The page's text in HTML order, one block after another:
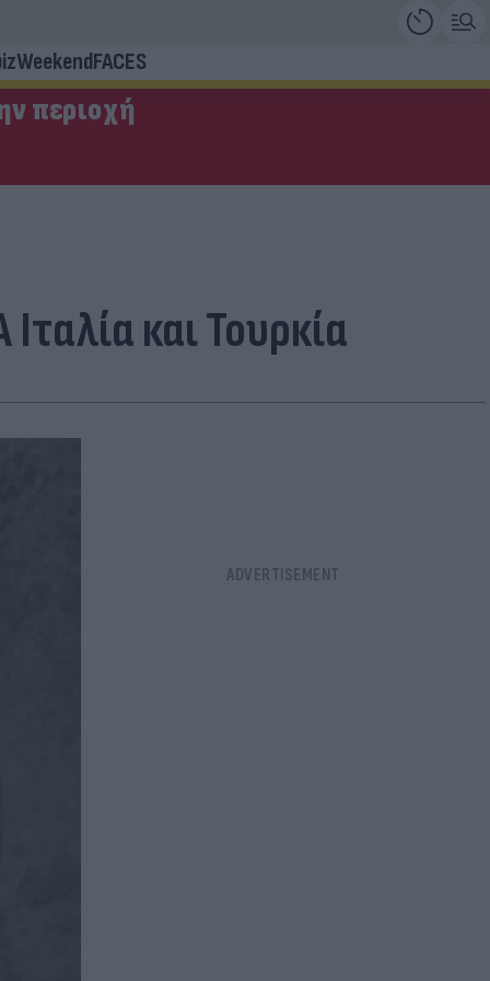
WeekendFACES
περιοχή
και Τουρκία